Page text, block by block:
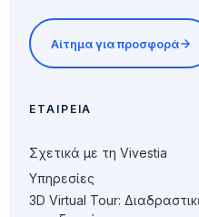
Αίτημα για προσφορά
ΕΤΑΙΡΕΊΑ
Σχετικά με τη Vivestia
Υπηρεσίες
3D Virtual Tour: